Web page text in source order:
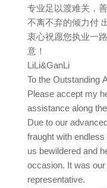
专业足以渡难关，
不离不弃的倾力付
衷心祝愿您执业一
意！
LiLi&GanLi
To the Outstanding
Please accept my
assistance along
Due to our
fraught with
us bewildered and
occasion. It was
representative.